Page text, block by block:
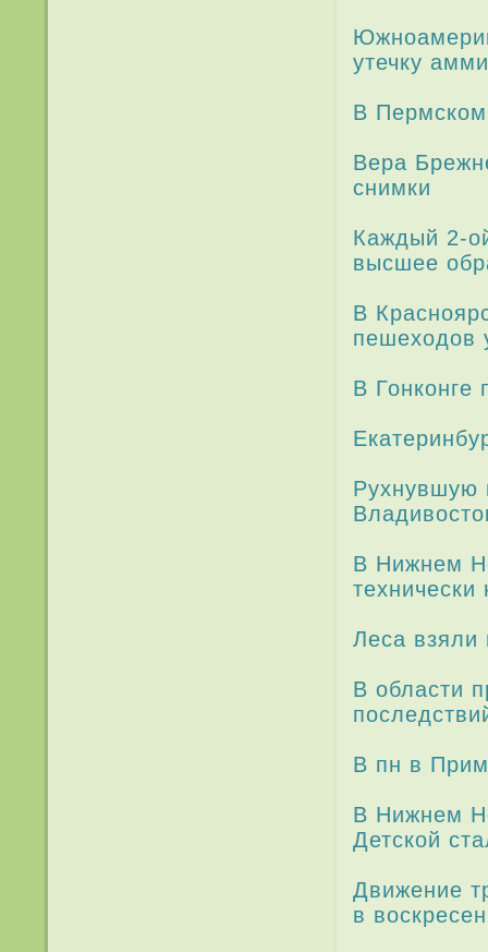
утечку
В Пермском
Вера
снимки
Каждый 2-
высшее
В
пешеходов
В Гонконге
Рухнувшую
В Нижнем
технически
Леса взяли
В области
В пн в
В Нижнем
Детской
Движение
в